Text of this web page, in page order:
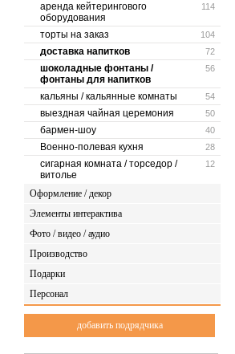
114
аренда кейтерингового
оборудования
104
торты на заказ
72
доставка напитков
56
шоколадные фонтаны /
фонтаны для напитков
54
кальяны / кальянные комнаты
50
выездная чайная церемония
40
бармен-шоу
28
Военно-полевая кухня
12
сигарная комната / торседор /
витолье
Оформление / декор
Элементы интерактива
Фото / видео / аудио
Производство
Подарки
Персонал
добавить подрядчика